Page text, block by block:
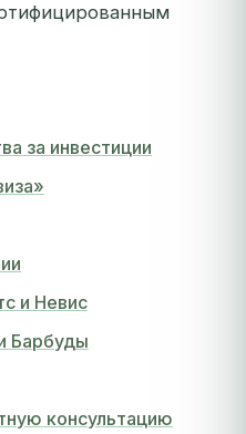
за инвестиции
и Невис
Барбуды
консультацию